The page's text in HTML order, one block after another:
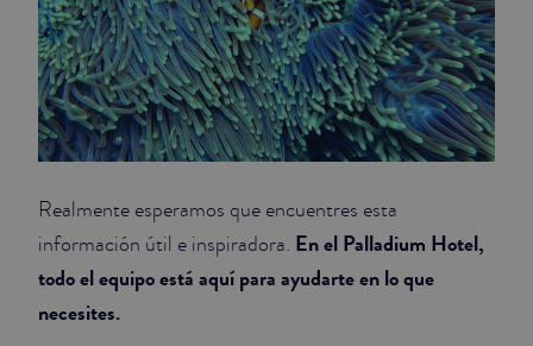
Realmente esperamos que encuentres esta
información útil e inspiradora. En el Palladium Hotel,
todo el equipo está aquí para ayudarte en lo que
necesites.